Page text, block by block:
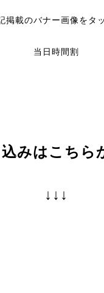
掲載のバナー画像をタ
当日時間割
みはこちら
↓↓↓